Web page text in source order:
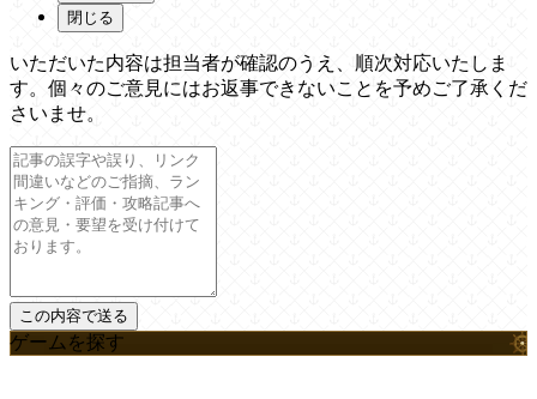
閉じる
いただいた内容は担当者が確認のうえ、順次対応いたしま
す。個々のご意見にはお返事できないことを予めご了承くだ
さいませ。
ゲームを探す